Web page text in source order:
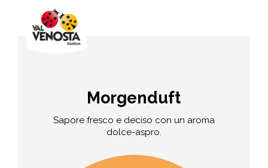
Morgenduft
Sapore fresco e deciso con un aroma
dolce-aspro.